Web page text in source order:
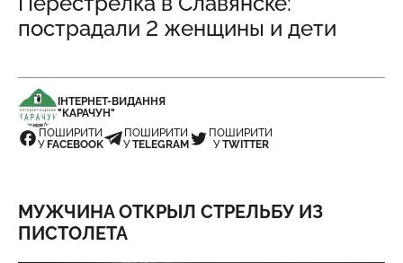
пострадали 2 женщины и дети
ІНТЕРНЕТ-ВИДАННЯ
"КАРАЧУН"
ПОШИРИТИ
У FACEBOOK
ПОШИРИТИ
УTELEGRAM
ПОШИРИТИ
УTWITTER
МУЖЧИНА ОТКРЫЛ СТРЕЛЬБУ ИЗ
ПИСТОЛЕТА